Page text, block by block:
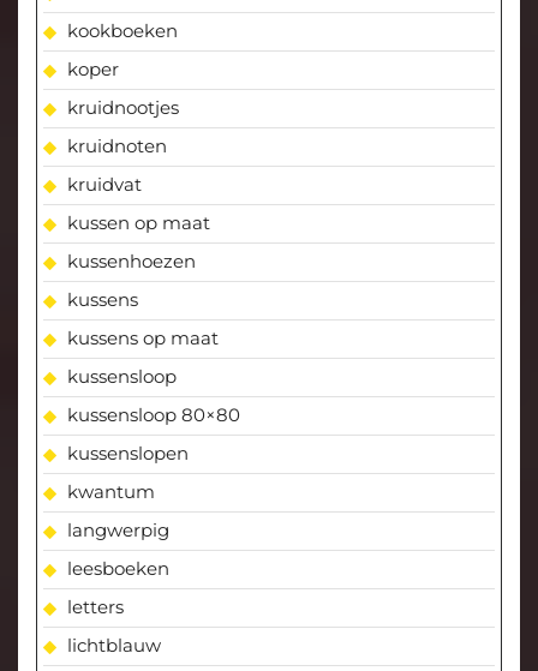
kookboeken
koper
kruidnootjes
kruidnoten
kruidvat
kussen op maat
kussenhoezen
kussens
kussens op maat
kussensloop
kussensloop 80×80
kussenslopen
kwantum
langwerpig
leesboeken
letters
lichtblauw